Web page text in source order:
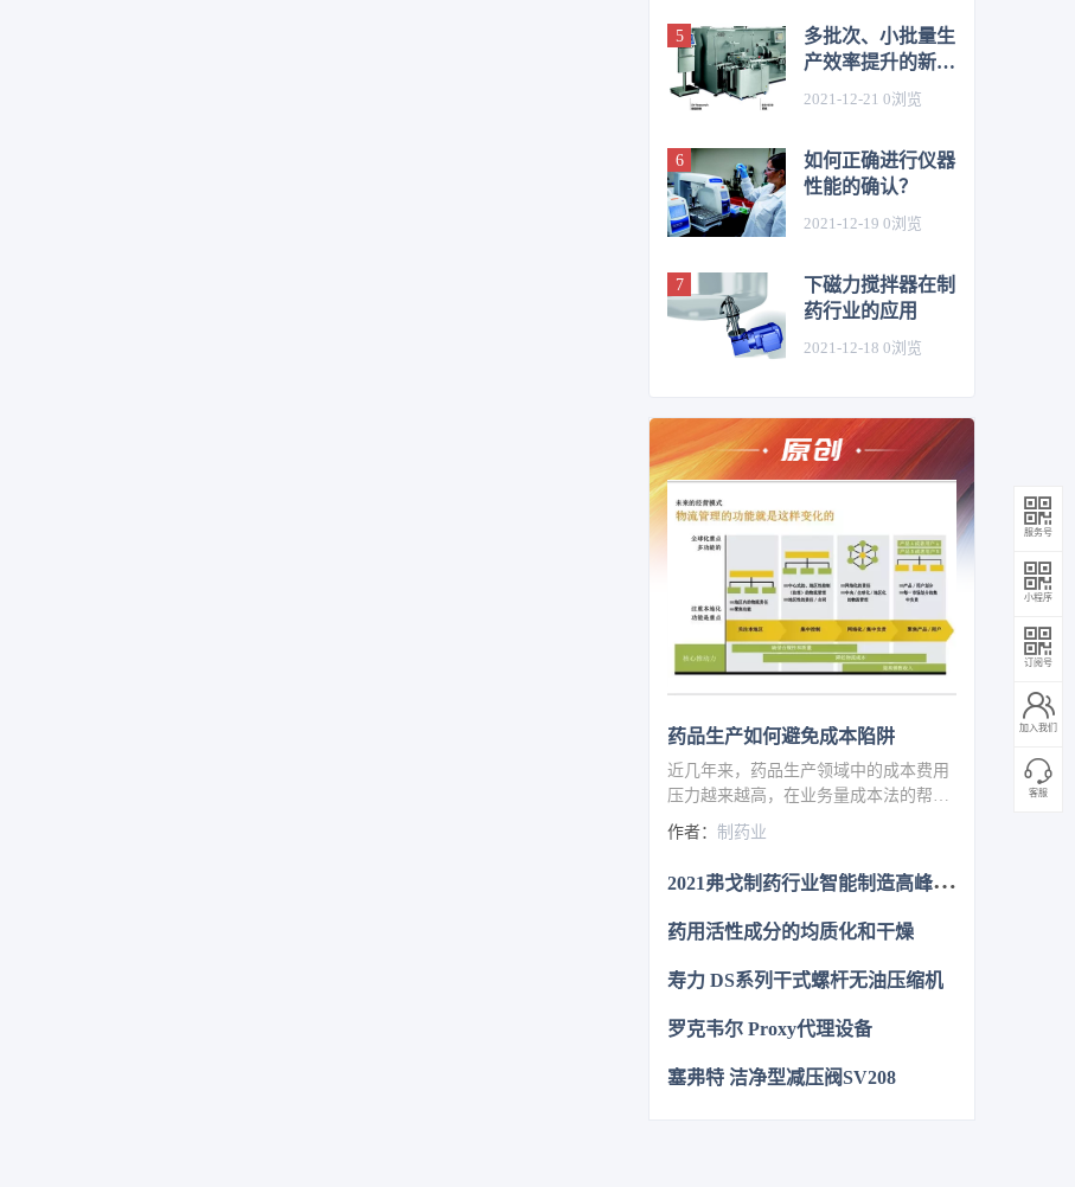
多批次、小批量生
产效率提升的新途
2021-12-21 0浏览
如何正确进行仪器
性能的确认？
2021-12-19 0浏览
下磁力搅拌器在制
药行业的应用
2021-12-18 0浏览
药品生产如何避免成本陷阱
近几年来，药品生产领域中的成本费用
压力越来越高，在业务量成本法的帮助
下可以明显地降低成本费。而降低成本
的传统方法就是建立瘦身型供应链以及
销售物流的外包，但就是这物流合同本
身也有着可以节约资金费用的潜力可以
挖掘。
作者： 制药业
2
021弗戈制药行业智能制造高峰论坛即将盛大开幕
药用活性成分的均质化和干燥
寿力 DS系列干式螺杆无油压缩机
罗克韦尔 Proxy代理设备
塞弗特 洁净型减压阀SV208
服务号
小程序
订阅号
加入我们
客服